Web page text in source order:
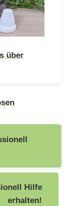
über
Hilfe
erhalten!